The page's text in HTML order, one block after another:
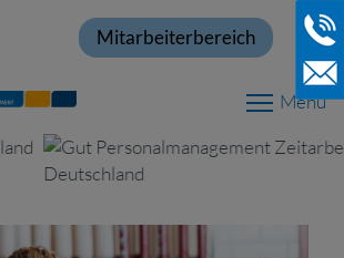
Mitarbeiterbereich
Menu